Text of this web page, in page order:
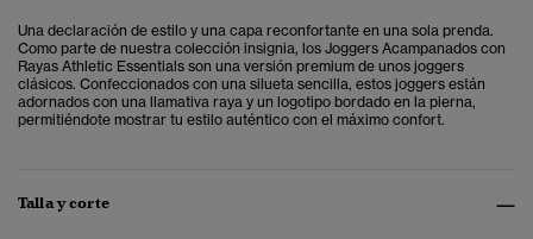
Una declaración de estilo y una capa reconfortante en una sola prenda.
Como parte de nuestra colección insignia, los Joggers Acampanados con
Rayas Athletic Essentials son una versión premium de unos joggers
clásicos. Confeccionados con una silueta sencilla, estos joggers están
adornados con una llamativa raya y un logotipo bordado en la pierna,
permitiéndote mostrar tu estilo auténtico con el máximo confort.
Talla y corte